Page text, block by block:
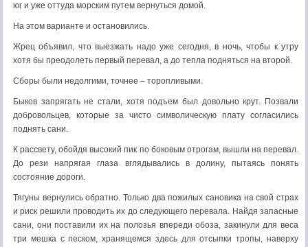
юг и уже оттуда морским путем вернуться домой.
На этом варианте и остановились.
Жрец объявил, что выезжать надо уже сегодня, в ночь, чтобы к утру
хотя бы преодолеть первый перевал, а до тепла подняться на второй.
Сборы были недолгими, точнее – торопливыми.
Быков запрягать не стали, хотя подъем был довольно крут. Позвали
добровольцев, которые за чисто символическую плату согласились
поднять сани.
К рассвету, обойдя высокий пик по боковым отрогам, вышли на перевал.
До рези напрягая глаза вглядывались в долину, пытаясь понять
состояние дороги.
Тягуны вернулись обратно. Только два пожилых сановика на свой страх
и риск решили проводить их до следующего перевала. Найдя запасные
сани, они поставили их на полозья впереди обоза, закинули для веса
три мешка с песком, хранящемся здесь для отсыпки тропы, наверху